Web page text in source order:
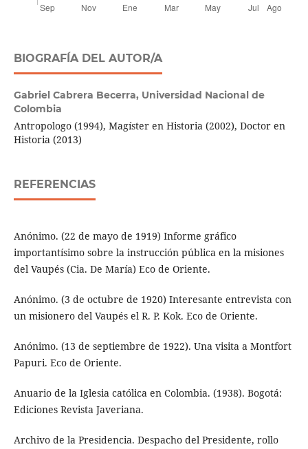
BIOGRAFÍA DEL AUTOR/A
Gabriel Cabrera Becerra, Universidad Nacional de
Colombia
Antropologo (1994), Magíster en Historia (2002), Doctor en
Historia (2013)
REFERENCIAS
Anónimo. (22 de mayo de 1919) Informe gráfico
importantísimo sobre la instrucción pública en la misiones
del Vaupés (Cia. De María) Eco de Oriente.
Anónimo. (3 de octubre de 1920) Interesante entrevista con
un misionero del Vaupés el R. P. Kok. Eco de Oriente.
Anónimo. (13 de septiembre de 1922). Una visita a Montfort
Papuri. Eco de Oriente.
Anuario de la Iglesia católica en Colombia. (1938). Bogotá:
Ediciones Revista Javeriana.
Archivo de la Presidencia. Despacho del Presidente, rollo